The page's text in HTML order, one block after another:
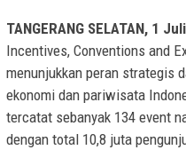
TANGERANG SELATAN, 1
Incentives, Conventions and
menunjukkan peran strategis
ekonomi dan pariwisata
tercatat sebanyak 134 event
dengan total 10,8 juta